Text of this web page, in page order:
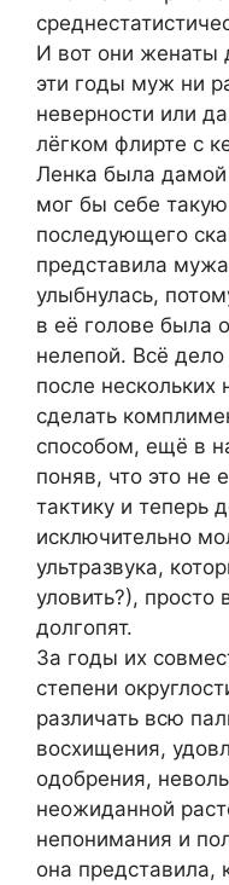
И вот они женаты
эти годы муж ни
неверности или
лёгком флирте с
Ленка была
мог бы себе
последующего
представила
улыбнулась,
в её голове была
нелепой. Всё
после
сделать
способом, ещё в
поняв, что это не
тактику и теперь
исключительно
ультразвука,
уловить?), просто
долгопят.
За годы их
степени
различать всю
восхищения,
одобрения,
неожиданной
непонимания и
она представила,